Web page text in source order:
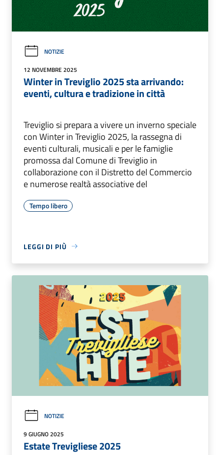
NOTIZIE
12 NOVEMBRE 2025
Winter in Treviglio 2025 sta arrivando:
eventi, cultura e tradizione in città
Treviglio si prepara a vivere un inverno speciale
con Winter in Treviglio 2025, la rassegna di
eventi culturali, musicali e per le famiglie
promossa dal Comune di Treviglio in
collaborazione con il Distretto del Commercio
e numerose realtà associative del
Tempo libero
LEGGI DI PIÙ
NOTIZIE
9 GIUGNO 2025
Estate Trevigliese 2025